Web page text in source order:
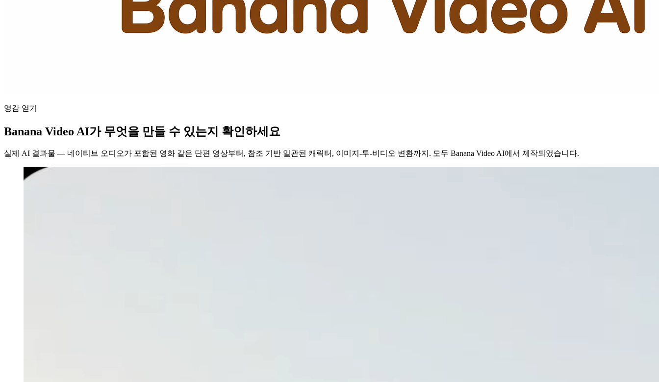
영감 얻기
Banana Video AI가 무엇을 만들 수 있는지 확인하세요
실제 AI 결과물 — 네이티브 오디오가 포함된 영화 같은 단편 영상부터, 참조 기반 일관된 캐릭터, 이미지-투-비디오 변환까지. 모두 Banana Video AI에서 제작되었습니다.